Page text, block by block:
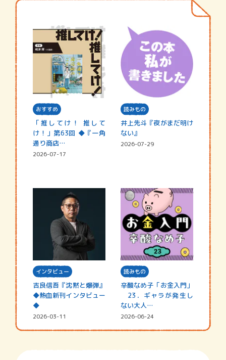
おすすめ
「推してけ！ 推して
け！」第63回 ◆『一角
通り商店…
2026-07-17
読みもの
井上先斗『夜がまだ明け
ない』
2026-07-29
インタビュー
吉良信吾『沈黙と爆弾』
◆熱血新刊インタビュー
◆
2026-03-11
読みもの
辛酸なめ子「お金入門」
23．ギャラが発生し
ない大人…
2026-06-24